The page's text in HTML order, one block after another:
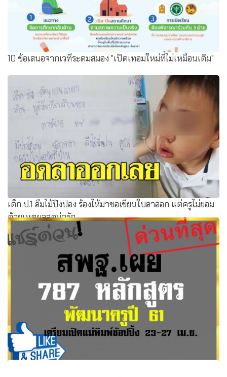
10 ข้อเสนอจากเวทีระดมสมอง "เปิดเทอมใหม่ที่ไม่เหมือนเดิม"
เด็ก ป.1 ลืมไม้ปิงปอง ร้องไห้มาขอเขียนใบลาออก แต่ครูไม่ยอม
ด้วยเหตุผลสุดน่ารัก